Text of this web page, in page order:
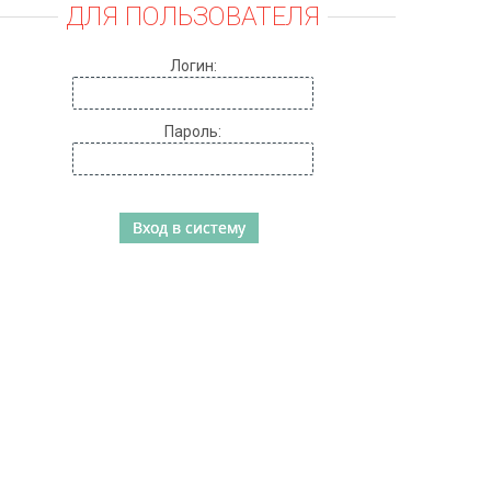
ДЛЯ ПОЛЬЗОВАТЕЛЯ
Логин:
Пароль: